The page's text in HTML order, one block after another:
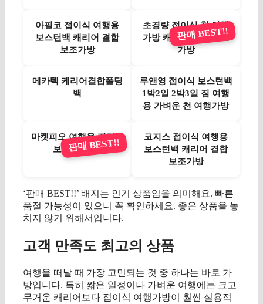
아필코 접이식 여행용
보스턴백 캐리어 결합
보조가방
초경량 접이식 천 여행
가방 캐리어 결합 보조
가방
판매 BEST!!
메카텍 케리어결합폴딩
백
루앤영 접이식 보스턴백
1박2일 2박3일 짐 여행
용 가벼운 천 여행가방
마켓피오 여행용 캐리어
보조 폴딩 백
판매 BEST!!
코지스 접이식 여행용
보스턴백 캐리어 결합
보조가방
‘판매 BEST!!’ 배지는 인기 상품임을 의미해요. 빠른
품절 가능성이 있으니 꼭 확인하세요. 좋은 상품을 놓
치지 않기 위해서입니다.
고객 만족도 최고의 상품
여행을 떠날 때 가장 고민되는 것 중 하나는 바로 가
방입니다. 특히 짧은 일정이나 가벼운 여행에는 크고
무거운 캐리어보다 접이식 여행가방이 훨씬 실용적